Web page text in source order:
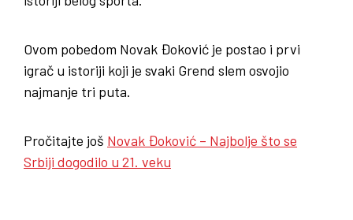
Ovom pobedom Novak Đoković je postao i prvi
igrač u istoriji koji je svaki Grend slem osvojio
najmanje tri puta.
Pročitajte još Novak Đoković – Najbolje što se
Srbiji dogodilo u 21. veku